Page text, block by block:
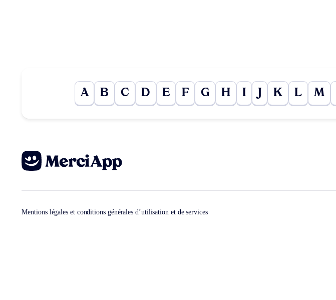
A B C D E F G H I K L M
Mentions légales et conditions générales d’utilisation et de services